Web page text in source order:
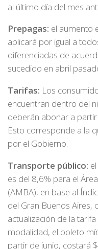
al último día del mes
Prepagas: el aumento
aplicará por igual a
diferenciadas de
sucedido en abril
Tarifas: Los
encuentran dentro del
deberán abonar a
Esto corresponde a la
por el Gobierno.
Transporte público:
es del 8,6% para el
(AMBA), en base al
del Gran Buenos Aires,
actualización de la
modalidad, el boleto
partir de junio, costará